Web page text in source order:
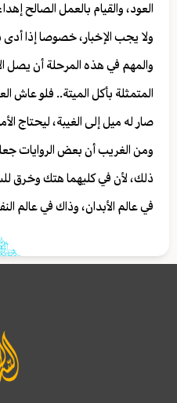
العود، والقيام بالعمل الصالح
ولا يجب الإخبار، خصوصا إذا أدى
والمهم في هذه المرحلة أن يصل
المتمثلة بأكل الميتة.. فلو عاش
صار له ميل إلى الغيبة، ليحتاج
ومن الغريب أن بعض الروايات
ذلك، لأن في كليهما هتك وخرق
في عالم الأبدان، وذاك في عالم